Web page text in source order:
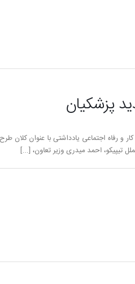
پزشکیان
و رفاه اجتماعی یادداشتی با عنوان
تیپیکو، احمد میدری وزیر تعاون، [...]